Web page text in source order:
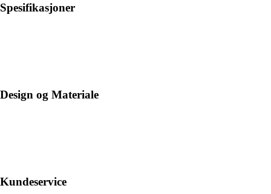
Spesifikasjoner
Design og Materiale
Kundeservice